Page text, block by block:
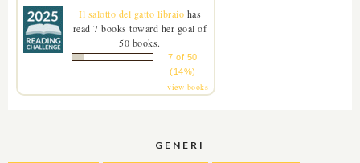
Il salotto del gatto libraio has
read 7 books toward her goal of
50 books.
7 of 50
(14%)
view books
GENERI